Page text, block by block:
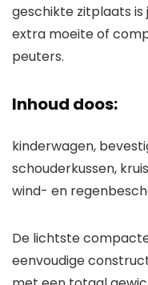
geschikte zitplaats
extra moeite of
peuters.
Inhoud doos:
kinderwagen,
schouderkussen,
wind- en
De lichtste
eenvoudige